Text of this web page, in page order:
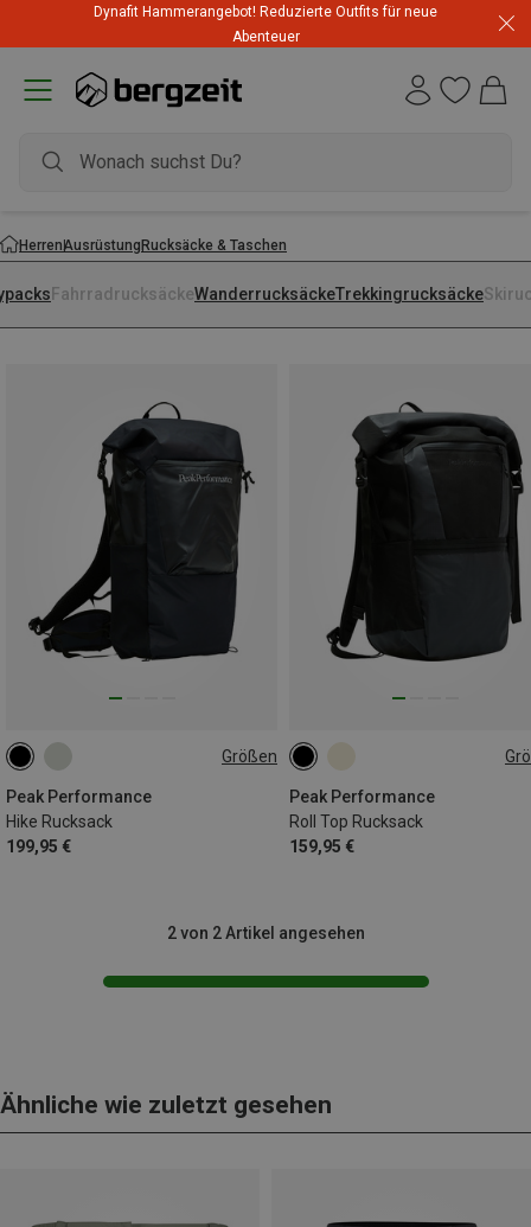
Dynafit Hammerangebot! Reduzierte Outfits für neue
Abenteuer
HerrenAusrüstungRucksäcke & Taschen
FahrradrucksäckeWanderrucksäckeTrekkingrucksäcke
Größen
Peak Performance
Hike Rucksack
199,95 €
22L
Peak Performance
Roll Top Rucksack
159,95 €
ONE SIZE
2 von 2 Artikel angesehen
Ähnliche wie zuletzt gesehen